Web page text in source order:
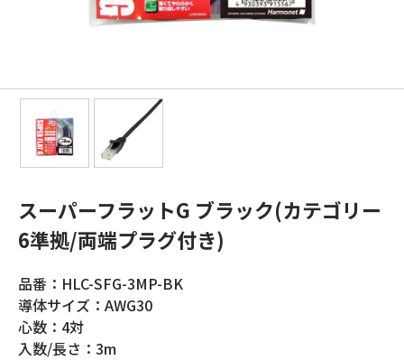
スーパーフラットG ブラック(カテゴリー
6準拠/両端プラグ付き)
品番：HLC-SFG-3MP-BK
導体サイズ：AWG30
心数：4対
入数/長さ：3m